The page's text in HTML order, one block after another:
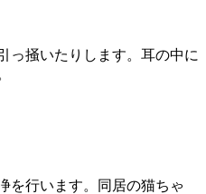
っ掻いたりします。耳の中に
を行います。同居の猫ちゃ